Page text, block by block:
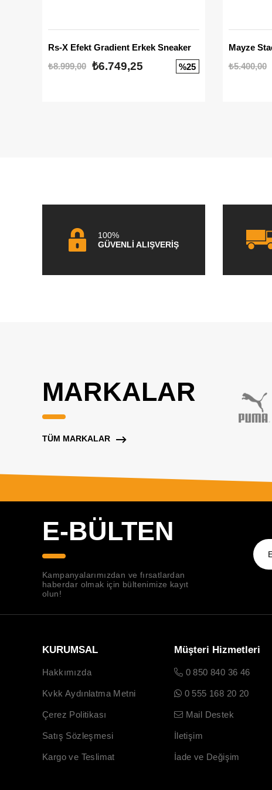
Rs-X Efekt Gradient Erkek Sneaker
₺8.999,00 ₺6.749,25 %25
₺5.400,00
100%
GÜVENLİ ALIŞVERİŞ
MARKALAR
TÜM MARKALAR
E-BÜLTEN
Kampanyalarımızdan ve fırsatlardan
haberdar olmak için bültenimize kayıt
olun!
KURUMSAL
Hakkımızda
Kvkk Aydınlatma Metni
Çerez Politikası
Satış Sözleşmesi
Kargo ve Teslimat
Müşteri Hizmetleri
0 850 840 36 46
0 555 168 20 20
Mail Destek
İletişim
İade ve Değişim